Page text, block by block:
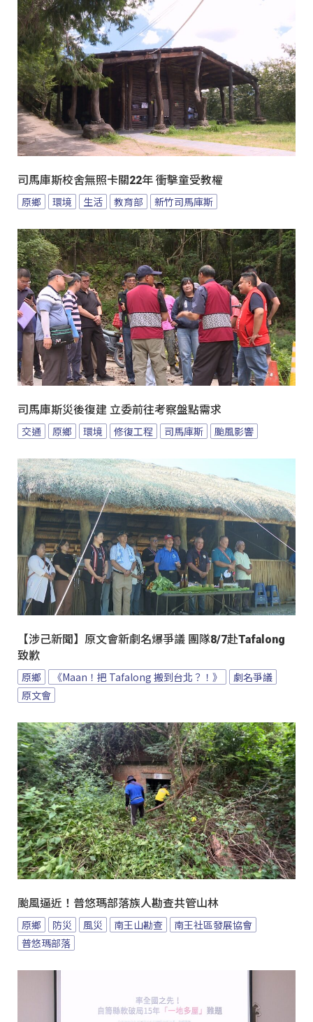
司馬庫斯校舍無照卡關22年 衝擊童受教權
原鄉 環境 生活 教育部 新竹司馬庫斯
司馬庫斯災後復建 立委前往考察盤點需求
交通 原鄉 環境 修復工程 司馬庫斯 颱風影響
【涉己新聞】原文會新劇名爆爭議 團隊8/7赴Tafalong
致歉
原鄉 《Maan！把 Tafalong 搬到台北？！》
劇名爭議
原文會
颱風逼近！普悠瑪部落族人勘查共管山林
原鄉 防災 風災 南王山勘查
南王社區發展協會
普悠瑪部落